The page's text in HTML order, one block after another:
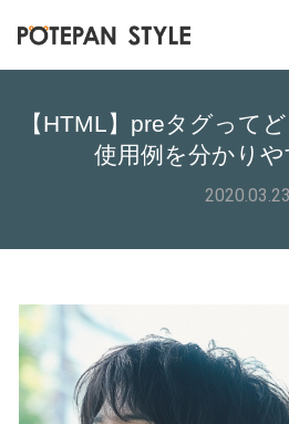
【HTML】preタグって
使用例を分かりや
2020.03.23